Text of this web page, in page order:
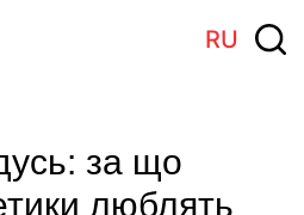
RU
за що
люблять